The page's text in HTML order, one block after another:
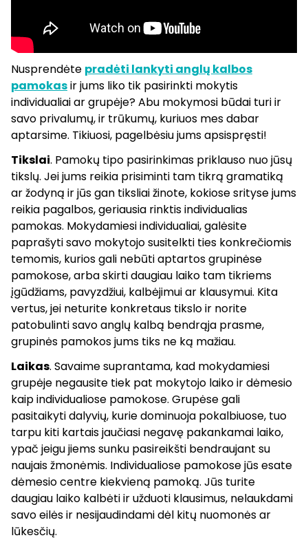
Nusprendėte pradėti lankyti anglų kalbos
pamokasir jums liko tik pasirinkti mokytis
individualiai ar grupėje? Abu mokymosi būdai turi ir
savo privalumų, ir trūkumų, kuriuos mes dabar
aptarsime. Tikiuosi, pagelbėsiu jums apsispręsti!
Tikslai. Pamokų tipo pasirinkimas priklauso nuo jūsų
tikslų. Jei jums reikia prisiminti tam tikrą gramatiką
ar žodyną ir jūs gan tiksliai žinote, kokiose srityse jums
reikia pagalbos, geriausia rinktis individualias
pamokas. Mokydamiesi individualiai, galėsite
paprašyti savo mokytojo susitelkti ties konkrečiomis
temomis, kurios gali nebūti aptartos grupinėse
pamokose, arba skirti daugiau laiko tam tikriems
įgūdžiams, pavyzdžiui, kalbėjimui ar klausymui. Kita
vertus, jei neturite konkretaus tikslo ir norite
patobulinti savo anglų kalbą bendrąja prasme,
grupinės pamokos jums tiks ne ką mažiau.
Laikas. Savaime suprantama, kad mokydamiesi
grupėje negausite tiek pat mokytojo laiko ir dėmesio
kaip individualiose pamokose. Grupėse gali
pasitaikyti dalyvių, kurie dominuoja pokalbiuose, tuo
tarpu kiti kartais jaučiasi negavę pakankamai laiko,
ypač jeigu jiems sunku pasireikšti bendraujant su
naujais žmonėmis. Individualiose pamokose jūs esate
dėmesio centre kiekvieną pamoką. Jūs turite
daugiau laiko kalbėti ir užduoti klausimus, nelaukdami
savo eilės ir nesijaudindami dėl kitų nuomonės ar
lūkesčių.